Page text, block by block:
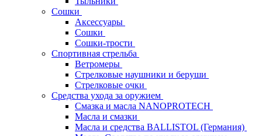
Сошки
Аксессуары
Сошки
Сошки-трости
Спортивная стрельба
Ветромеры
Стрелковые наушники и беруши
Стрелковые очки
Средства ухода за оружием
Смазка и масла NANOPROTECH
Масла и смазки
Масла и средства BALLISTOL (Германия)